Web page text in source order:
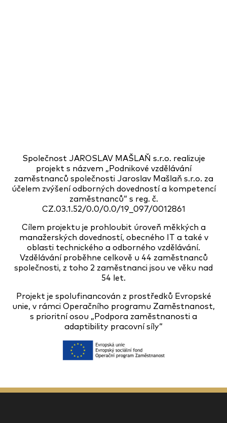
Společnost JAROSLAV MAŠLAŇ s.r.o. realizuje
projekt s názvem „Podnikové vzdělávání
zaměstnanců společnosti Jaroslav Mašlaň s.r.o. za
účelem zvýšení odborných dovedností a kompetencí
zaměstnanců“ s reg. č.
CZ.03.1.52/0.0/0.0/19_097/0012861
Cílem projektu je prohloubit úroveň měkkých a
manažerských dovedností, obecného IT a také v
oblasti technického a odborného vzdělávání.
Vzdělávání proběhne celkově u 44 zaměstnanců
společnosti, z toho 2 zaměstnanci jsou ve věku nad
54 let.
Projekt je spolufinancován z prostředků Evropské
unie, v rámci Operačního programu Zaměstnanost,
s prioritní osou „Podpora zaměstnanosti a
adaptibility pracovní síly“